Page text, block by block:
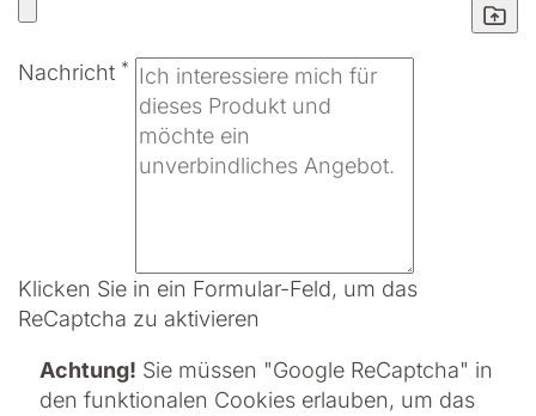
Nachricht *
Klicken Sie in ein Formular-Feld, um das
ReCaptcha zu aktivieren
Achtung! Sie müssen "Google ReCaptcha" in
den funktionalen Cookies erlauben, um das